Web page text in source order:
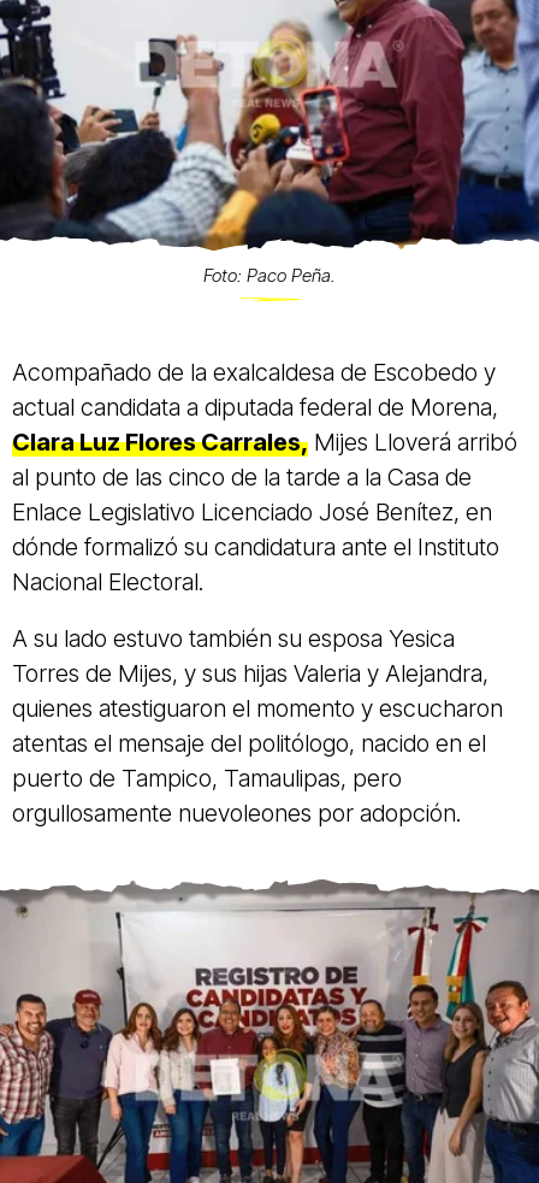
Foto: Paco Peña.
Acompañado de la exalcaldesa de Escobedo y
actual candidata a diputada federal de Morena,
Clara Luz Flores Carrales, Mijes Lloverá arribó
al punto de las cinco de la tarde a la Casa de
Enlace Legislativo Licenciado José Benítez, en
dónde formalizó su candidatura ante el Instituto
Nacional Electoral.
A su lado estuvo también su esposa Yesica
Torres de Mijes, y sus hijas Valeria y Alejandra,
quienes atestiguaron el momento y escucharon
atentas el mensaje del politólogo, nacido en el
puerto de Tampico, Tamaulipas, pero
orgullosamente nuevoleones por adopción.